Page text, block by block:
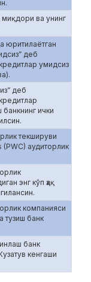
миқдори ва унинг
юритилаётган
деб
умидсиз
деб
ички
текшируви
аудиторлик
энг кўп ҳақ
компанияси
тузиш банк
банк
кенгаши